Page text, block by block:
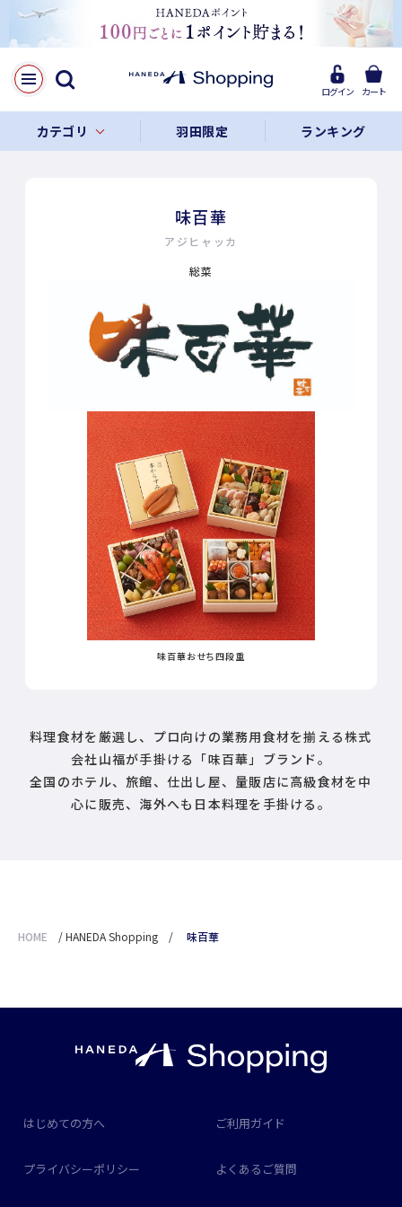
ログイン カート
カテゴリ 羽田限定 ランキング
味百華おせち四段重
味百華
アジヒャッカ
総菜
料理食材を厳選し、プロ向けの業務用食材を揃える株式
会社山福が手掛ける「味百華」ブランド。
全国のホテル、旅館、仕出し屋、量販店に高級食材を中
心に販売、海外へも日本料理を手掛ける。
HOME /HANEDA Shopping / 味百華
はじめての方へ ご利用ガイド
プライバシーポリシー よくあるご質問